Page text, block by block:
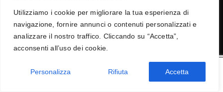
Utilizziamo i cookie per migliorare la tua esperienza di
navigazione, fornire annunci o contenuti personalizzati e
analizzare il nostro traffico. Cliccando su “Accetta”,
acconsenti all’uso dei cookie.
Personalizza Rifiuta Accetta
AGGIUNGI AL CARRELLO
Termini e condizioni-Privacy-Reso